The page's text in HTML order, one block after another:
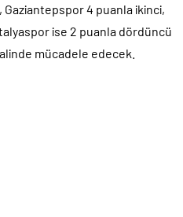
4 puanla ikinci,
ise 2 puanla dördüncü
mücadele edecek.